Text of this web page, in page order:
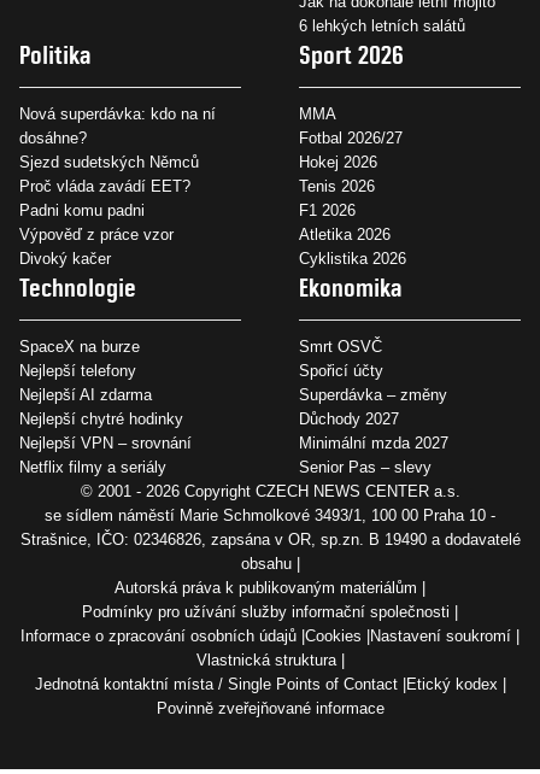
6 lehkých letních salátů
Politika
Nová superdávka: kdo na ní
dosáhne?
Sjezd sudetských Němců
Proč vláda zavádí EET?
Padni komu padni
Výpověď z práce vzor
Divoký kačer
Sport 2026
MMA
Fotbal 2026/27
Hokej 2026
Tenis 2026
F1 2026
Atletika 2026
Cyklistika 2026
Technologie
SpaceX na burze
Nejlepší telefony
Nejlepší AI zdarma
Nejlepší chytré hodinky
Nejlepší VPN – srovnání
Netflix filmy a seriály
Ekonomika
Smrt OSVČ
Spořicí účty
Superdávka – změny
Důchody 2027
Minimální mzda 2027
Senior Pas – slevy
© 2001 - 2026 Copyright CZECH NEWS CENTER a.s.
se sídlem náměstí Marie Schmolkové 3493/1, 100 00 Praha 10 -
Strašnice, IČO: 02346826, zapsána v OR, sp.zn. B 19490 a dodavatelé
obsahu
Autorská práva k publikovaným materiálům
Podmínky pro užívání služby informační společnosti
Informace o zpracování osobních údajů Cookies Nastavení soukromí
Vlastnická struktura
Jednotná kontaktní místa / Single Points of Contact Etický kodex
Povinně zveřejňované informace